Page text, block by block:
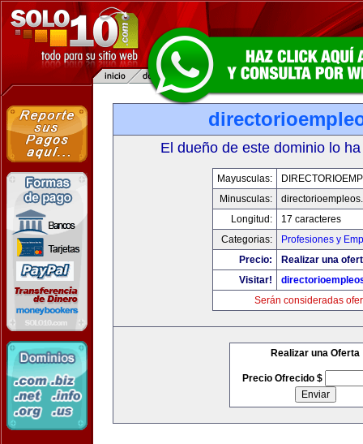
El dueño de este dominio lo
Mayusculas:
Minusculas:
Longitud:
17 caracteres
Categorias:
Profesiones y
Precio:
Realizar una
Visitar!
Serán consideradas
Realizar una Oferta
Precio Ofrecido $